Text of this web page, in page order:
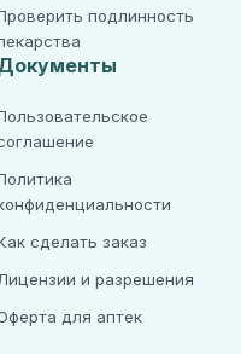
подлинность
сделать заказ
Лицензии и разрешения
для аптек